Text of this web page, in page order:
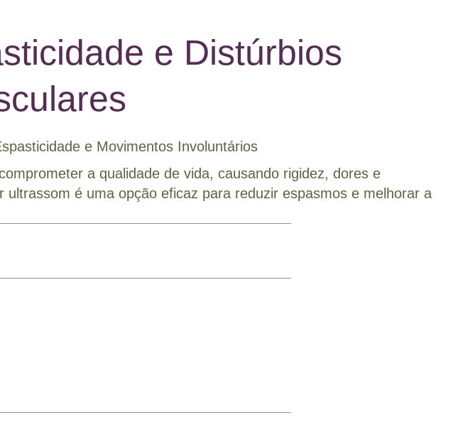
e Distúrbios
e Movimentos Involuntários
a qualidade de vida, causando rigidez, dores e
é uma opção eficaz para reduzir espasmos e melhorar a